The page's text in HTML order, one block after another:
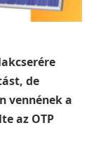
de
vennének a
az OTP